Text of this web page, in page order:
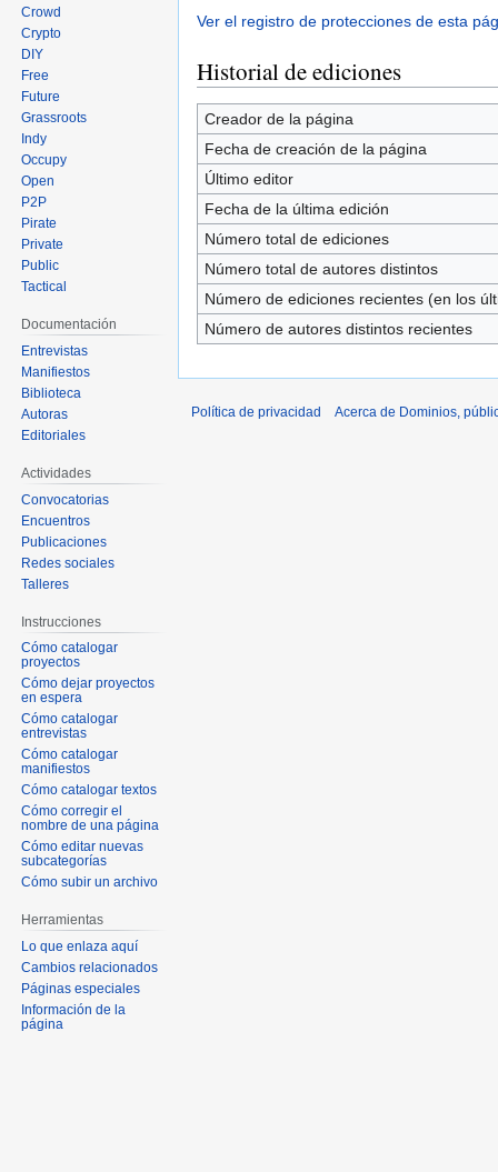
Ver el registro de protecciones de esta
Historial de ediciones
Creador de la página
Fecha de creación de la página
Último editor
Fecha de la última edición
Número total de ediciones
Número total de autores distintos
Número de ediciones recientes (en los
Número de autores distintos recientes
Crowd
Crypto
DIY
Free
Future
Grassroots
Indy
Occupy
Open
P2P
Pirate
Private
Public
Tactical
Documentación
Entrevistas
Manifiestos
Biblioteca
Autoras
Editoriales
Actividades
Convocatorias
Encuentros
Publicaciones
Redes sociales
Talleres
Instrucciones
Cómo catalogar
proyectos
Cómo dejar proyectos
en espera
Cómo catalogar
entrevistas
Cómo catalogar
manifiestos
Cómo catalogar textos
Cómo corregir el
nombre de una página
Cómo editar nuevas
subcategorías
Cómo subir un archivo
Herramientas
Lo que enlaza aquí
Cambios relacionados
Páginas especiales
Información de la
página
Política de privacidad Acerca de Dominios,